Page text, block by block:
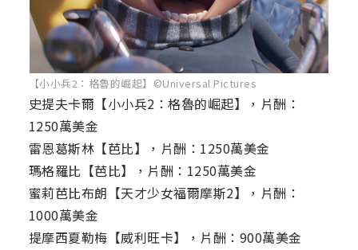
【小小兵2：格魯的崛起】©Universal Pictures
史提夫卡爾【小小兵2：格魯的崛起】，片酬：
1250萬美金
雷恩葛斯林【芭比】，片酬：1250萬美金
瑪格羅比【芭比】，片酬：1250萬美金
蜜莉芭比布朗【天才少女福爾摩斯2】，片酬：
1000萬美金
提摩西夏勒梅【威利旺卡】，片酬：900萬美金